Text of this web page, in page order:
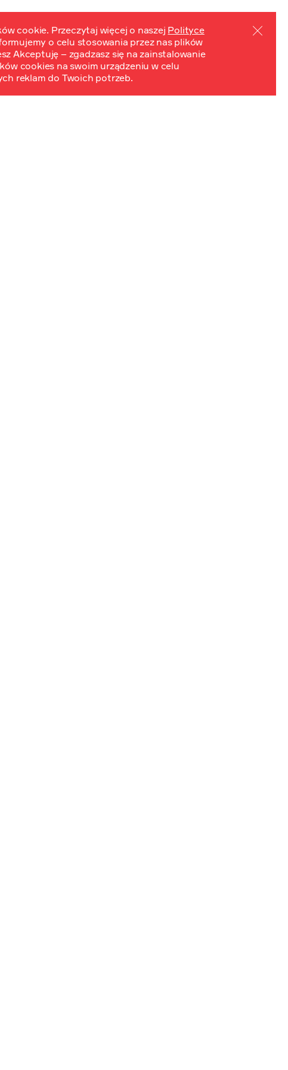
Wydarzenia Kontakt
cookie. Przeczytaj więcej o naszej Polityce
o celu stosowania przez nas plików
Akceptuję – zgadzasz się na zainstalowanie
cookies na swoim urządzeniu w celu
reklam do Twoich potrzeb.